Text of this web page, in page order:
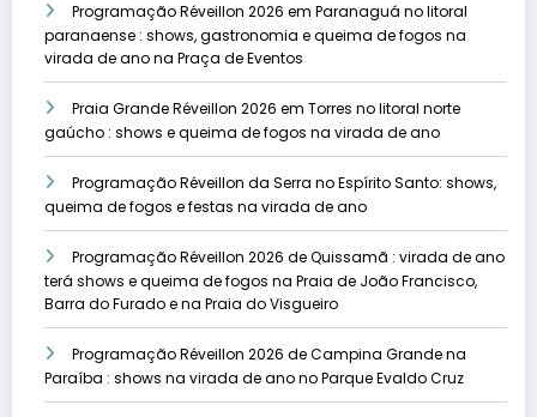
Programação Réveillon 2026 em Paranaguá no litoral
paranaense : shows, gastronomia e queima de fogos na
virada de ano na Praça de Eventos
Praia Grande Réveillon 2026 em Torres no litoral norte
gaúcho : shows e queima de fogos na virada de ano
Programação Réveillon da Serra no Espírito Santo: shows,
queima de fogos e festas na virada de ano
Programação Réveillon 2026 de Quissamã : virada de ano
terá shows e queima de fogos na Praia de João Francisco,
Barra do Furado e na Praia do Visgueiro
Programação Réveillon 2026 de Campina Grande na
Paraíba : shows na virada de ano no Parque Evaldo Cruz